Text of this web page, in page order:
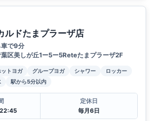
ルドたまプラーザ店
車で9分
区美しが丘1ー5ー5Reteたまプラーザ2F
トヨガ グループヨガ シャワー
ロッカー
駅から5分以内
定休日
毎月6日